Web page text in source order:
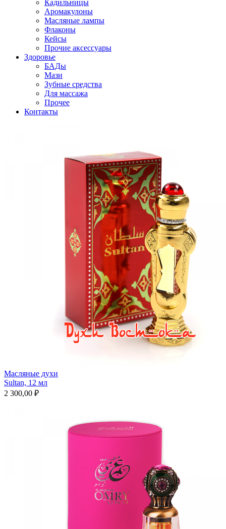
Кадильницы
Аромакулоны
Масляные лампы
Флаконы
Кейсы
Прочие аксессуары
Здоровье
БАДы
Мази
Зубные средства
Для массажа
Прочее
Контакты
Масляные духи
Sultan, 12 мл
2 300,00 ₽